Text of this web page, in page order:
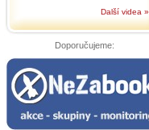
Další videa »
Doporučujeme: